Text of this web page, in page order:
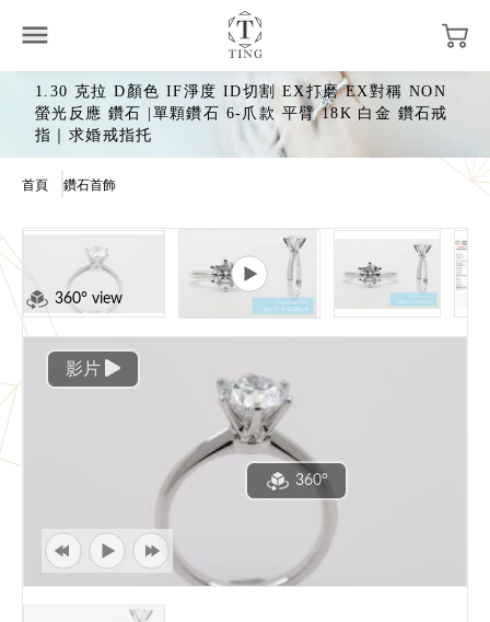
1.30 克拉 D顏色 IF淨度 ID切割 EX打磨 EX對稱 NON
螢光反應 鑽石 |單顆鑽石 6-爪款 平臂 18K 白金 鑽石戒
指｜求婚戒指托
首頁 鑽石首飾
360° view
影片
360°